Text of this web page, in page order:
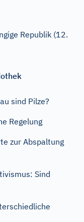
Republik (12.
sind Pilze?
Regelung
zur Abspaltung
Sind